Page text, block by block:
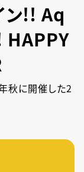
ン!! Aq
秋に開催した2